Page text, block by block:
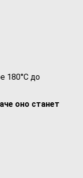
180°С до
оно станет